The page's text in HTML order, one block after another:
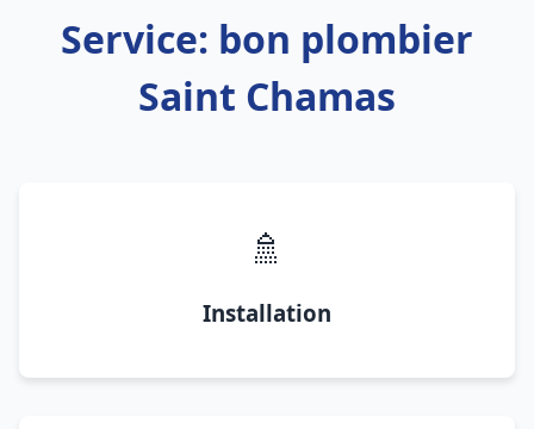
Service: bon plombier
Saint Chamas
🚿
Installation